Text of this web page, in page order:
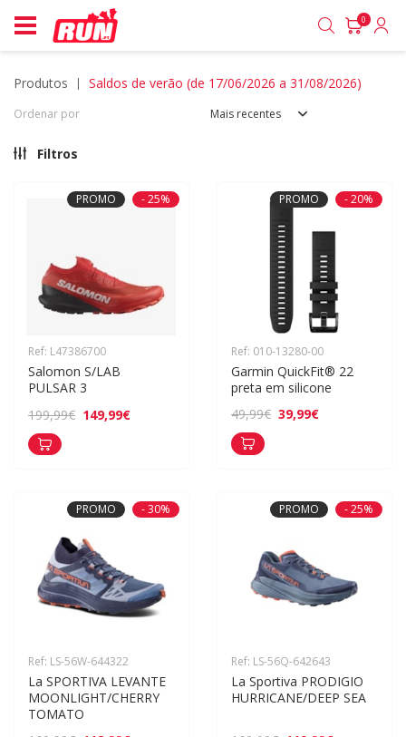
0
produtos saldos de verão (de 17/06/2026 a 31/08/2026)
Ordenar por Mais recentes
Filtros
PROMO - 25%
Ref: L47386700
Salomon S/LAB
PULSAR 3
199,99€ 149,99€
PROMO - 20%
Ref: 010-13280-00
Garmin QuickFit® 22
preta em silicone
49,99€ 39,99€
PROMO - 30%
Ref: LS-56W-644322
La SPORTIVA LEVANTE
MOONLIGHT/CHERRY
TOMATO
PROMO - 25%
Ref: LS-56Q-642643
La Sportiva PRODIGIO
HURRICANE/DEEP SEA